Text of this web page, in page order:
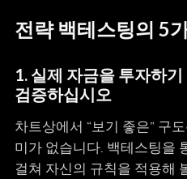
전략 백테스팅의 5
1. 실제 자금을 투자하
검증하십시오
차트상에서 “보기 좋은” 구
미가 없습니다. 백테스팅을
걸쳐 자신의 규칙을 적용해